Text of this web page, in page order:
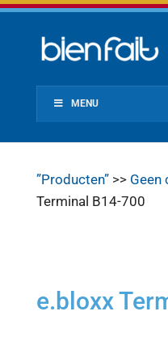
MENU
”Producten”>> Geen
Terminal B14-700
e.bloxx